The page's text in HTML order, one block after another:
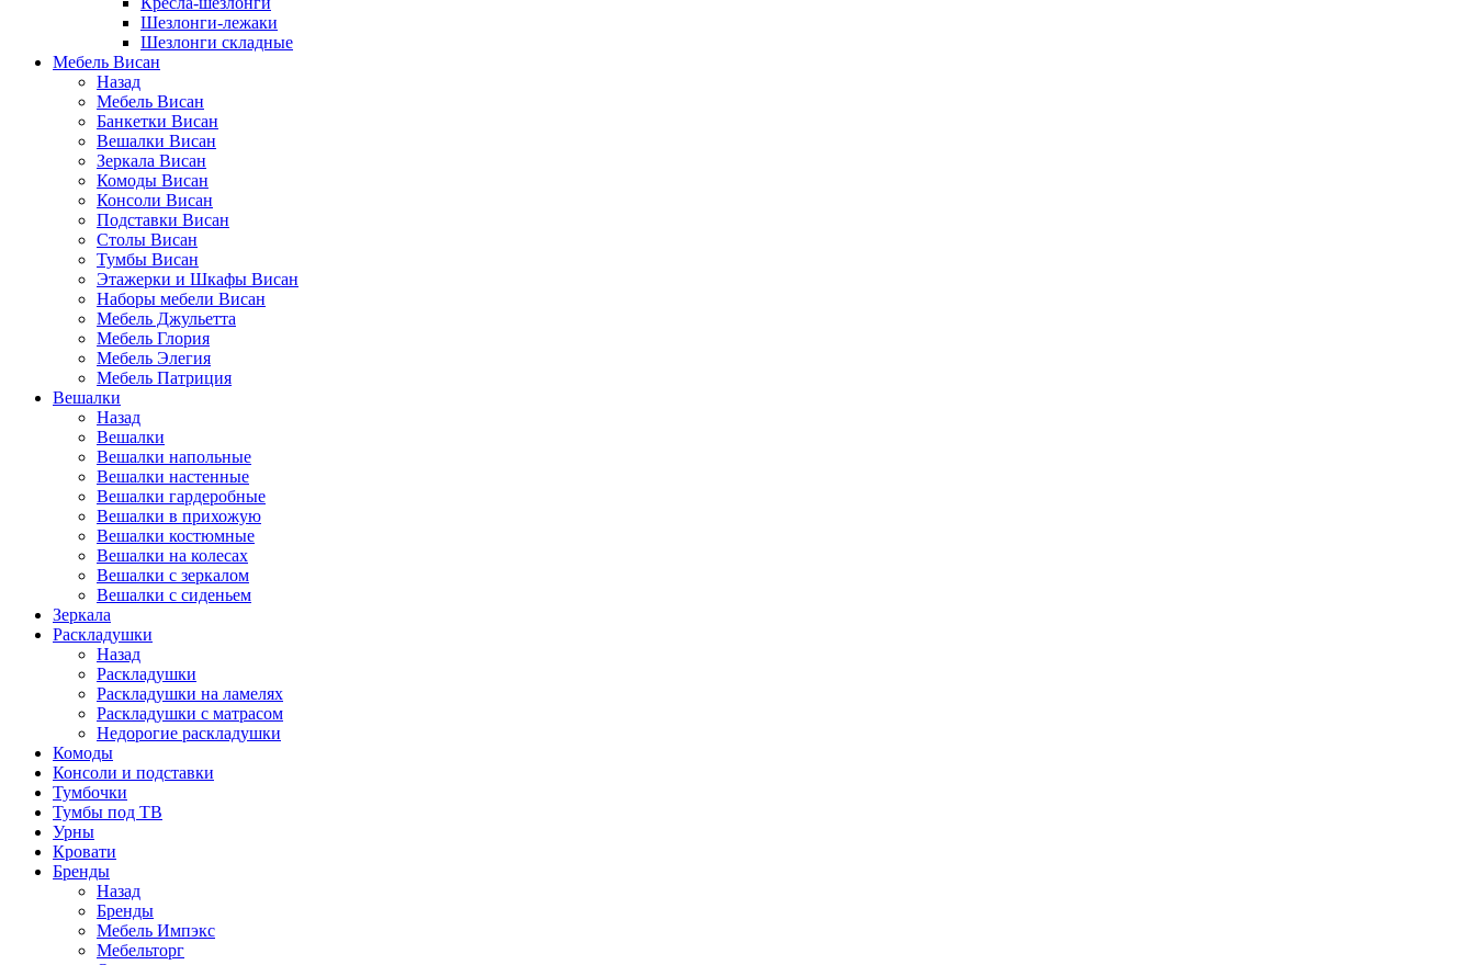
Шезлонги-лежаки
Шезлонги складные
Мебель Висан
Назад
Мебель Висан
Банкетки Висан
Вешалки Висан
Зеркала Висан
Комоды Висан
Консоли Висан
Подставки Висан
Столы Висан
Тумбы Висан
Этажерки и Шкафы Висан
Наборы мебели Висан
Мебель Джульетта
Мебель Глория
Мебель Элегия
Мебель Патриция
Вешалки
Назад
Вешалки
Вешалки напольные
Вешалки настенные
Вешалки гардеробные
Вешалки в прихожую
Вешалки костюмные
Вешалки на колесах
Вешалки с зеркалом
Вешалки с сиденьем
Зеркала
Раскладушки
Назад
Раскладушки
Раскладушки на ламелях
Раскладушки с матрасом
Недорогие раскладушки
Комоды
Консоли и подставки
Тумбочки
Тумбы под ТВ
Урны
Кровати
Бренды
Назад
Бренды
Мебель Импэкс
Мебельторг